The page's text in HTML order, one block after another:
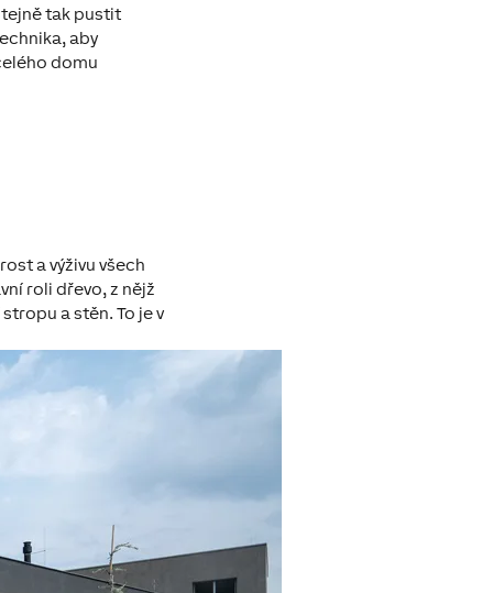
tak pustit
aby
domu
a výživu všech
roli dřevo, z nějž
a stěn. To je v